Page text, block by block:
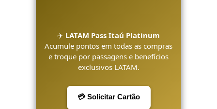
✈️ LATAM Pass Itaú Platinum
Acumule pontos em todas as compras
e troque por passagens e benefícios
exclusivos LATAM.
💳 Solicitar Cartão